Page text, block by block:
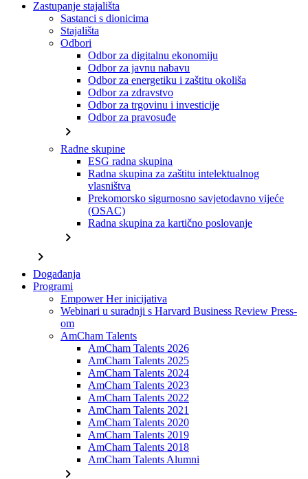
Zastupanje stajališta
Sastanci s dionicima
Stajališta
Odbori
Odbor za digitalnu ekonomiju
Odbor za javnu nabavu
Odbor za energetiku i zaštitu okoliša
Odbor za zdravstvo
Odbor za trgovinu i investicije
Odbor za pravosuđe
chevron_right
Radne skupine
ESG radna skupina
Radna skupina za zaštitu intelektualnog
vlasništva
Prekomorsko sigurnosno savjetodavno vijeće
(OSAC)
Radna skupina za kartično poslovanje
chevron_right
chevron_right
Događanja
Programi
Empower Her inicijativa
Webinari u suradnji s Harvard Business Review Press-
om
AmCham Talents
AmCham Talents 2026
AmCham Talents 2025
AmCham Talents 2024
AmCham Talents 2023
AmCham Talents 2022
AmCham Talents 2021
AmCham Talents 2020
AmCham Talents 2019
AmCham Talents 2018
AmCham Talents Alumni
chevron_right